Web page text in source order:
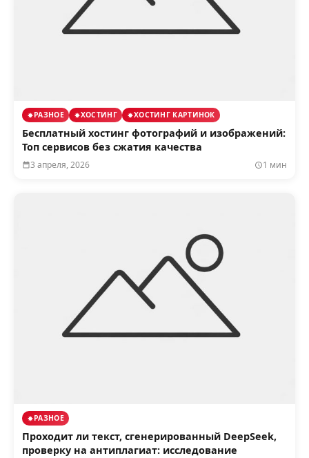
РАЗНОЕ ХОСТИНГ ХОСТИНГ КАРТИНОК
Бесплатный хостинг фотографий и изображений:
Топ сервисов без сжатия качества
3 апреля, 2026 1 мин
РАЗНОЕ
Проходит ли текст, сгенерированный DeepSeek,
проверку на антиплагиат: исследование